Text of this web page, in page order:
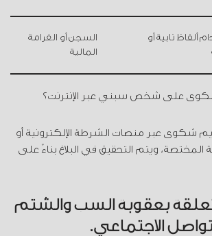
ألفاظ نابية أو
السجن أو الغرامة
المالية
على شخص سبني عبر الإنترنت؟
شكوى عبر منصات الشرطة الإلكترونية أو
المختصة، ويتم التحقيق في البلاغ بناءً على
بعقوبة السب والشتم
الاجتماعي.